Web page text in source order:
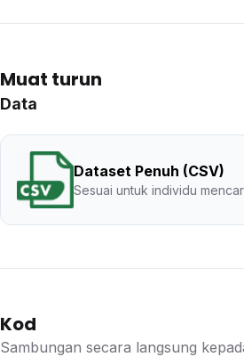
Muat turun
Data
Dataset Penuh (CSV)
Sesuai untuk individu
Kod
Sambungan secara langsung